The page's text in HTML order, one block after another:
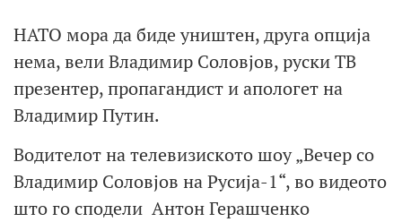
НАТО мора да биде уништен, друга опција
нема, вели Владимир Соловјов, руски ТВ
презентер, пропагандист и апологет на
Владимир Путин.
Водителот на телевизиското шоу „Вечер со
Владимир Соловјов на Русија-1“, во видеото
што го сподели Антон Герашченко